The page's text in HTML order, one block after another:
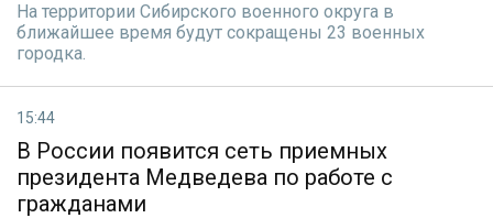
На территории Сибирского военного округа в
ближайшее время будут сокращены 23 военных
городка.
15:44
В России появится сеть приемных
президента Медведева по работе с
гражданами